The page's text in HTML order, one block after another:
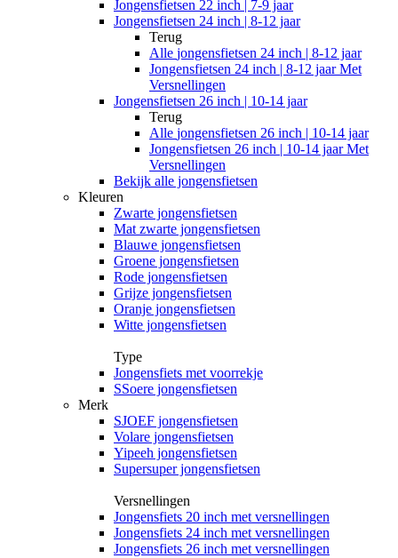
Jongensfietsen 22 inch | 7-9 jaar
Jongensfietsen 24 inch | 8-12 jaar
Terug
Alle jongensfietsen 24 inch | 8-12 jaar
Jongensfietsen 24 inch | 8-12 jaar Met
Versnellingen
Jongensfietsen 26 inch | 10-14 jaar
Terug
Alle jongensfietsen 26 inch | 10-14 jaar
Jongensfietsen 26 inch | 10-14 jaar Met
Versnellingen
Bekijk alle jongensfietsen
Kleuren
Zwarte jongensfietsen
Mat zwarte jongensfietsen
Blauwe jongensfietsen
Groene jongensfietsen
Rode jongensfietsen
Grijze jongensfietsen
Oranje jongensfietsen
Witte jongensfietsen
Type
Jongensfiets met voorrekje
SSoere jongensfietsen
Merk
SJOEF jongensfietsen
Volare jongensfietsen
Yipeeh jongensfietsen
Supersuper jongensfietsen
Versnellingen
Jongensfiets 20 inch met versnellingen
Jongensfiets 24 inch met versnellingen
Jongensfiets 26 inch met versnellingen